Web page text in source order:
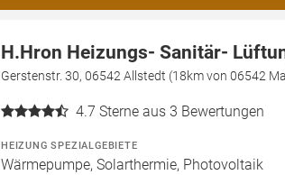
H.Hron Heizungs- Sanitär-
Gerstenstr. 30, 06542 Allstedt (18km von 06542
4.7 Sterne aus 3 Bewertungen
HEIZUNG SPEZIALGEBIETE
Wärmepumpe, Solarthermie, Photovoltaik